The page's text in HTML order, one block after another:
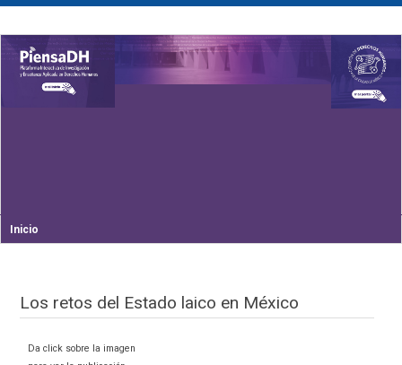
Inicio
Los retos del Estado laico en México
Da click sobre la imagen